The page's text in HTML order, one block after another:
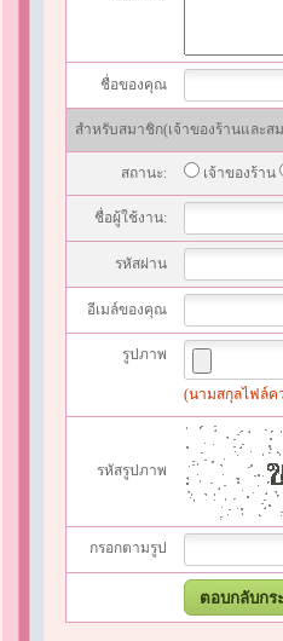
ชื่อของคุณ
สำหรับสมาชิก(เจ้าของร้านและ
สถานะ: เจ้าของร้าน
ชื่อผู้ใช้งาน:
รหัสผ่าน
อีเมล์ของคุณ
รูปภาพ
(นามสกุลไฟล์คว
รหัสรูปภาพ
กรอกตามรูป